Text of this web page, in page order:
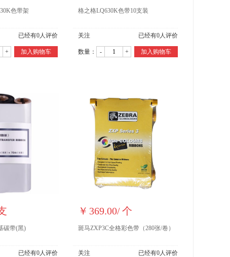
色带架
已经有0人评价
+ 加入购物车
格之格LQ630K色带10支装
关注 已经有0人评价
数量： - + 加入购物车
碳带(黑)
已经有0人评价
￥ 369.00/个
斑马ZXP3C全格彩色带（280张/卷）
关注 已经有0人评价